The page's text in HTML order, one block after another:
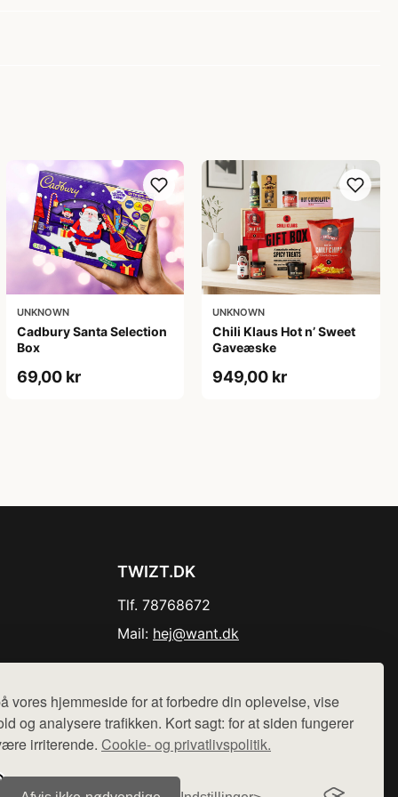
vores hjemmeside for at forbedre din oplevelse, vise
og analysere trafikken. Kort sagt: for at siden fungerer
irriterende. Cookie- og privatlivspolitik.
UNKNOWN
Cadbury Santa Selection
Box
69,00 kr
UNKNOWN
Chili Klaus Hot n’ Sweet
Gaveæske
949,00 kr
TWIZT.DK
Tlf. 78768672
Mail: hej@want.dk
sælges ikke varer fra denne side - vi henviser til de shops,